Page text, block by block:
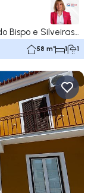
Nossa Senhora da Vila, Nossa Senhora do Bispo e Silveiras, Montemor-o-Novo
58 m² 1 1